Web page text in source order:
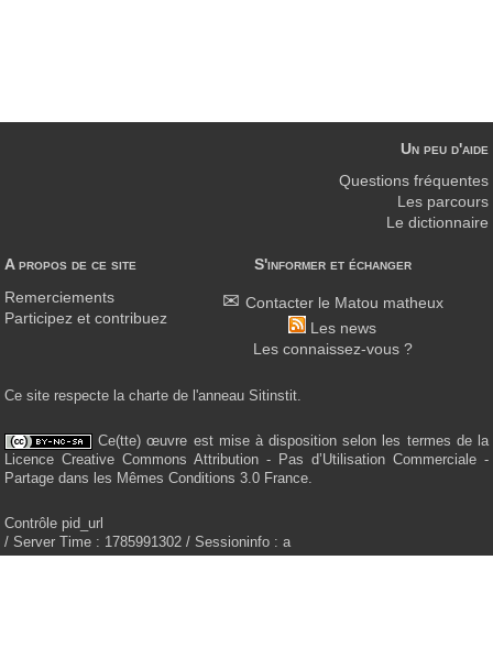
A propos de ce site
Remerciements
Participez et contribuez
S'informer et échanger
Contacter le Matou matheux
Les news
Les connaissez-vous ?
Un peu d'aide
Questions fréquentes
Les parcours
Le dictionnaire
Ce site respecte la charte de l'anneau Sitinstit.
Ce(tte) œuvre est mise à disposition selon les termes de la
Licence Creative Commons Attribution - Pas d’Utilisation Commerciale -
Partage dans les Mêmes Conditions 3.0 France.
Contrôle pid_url
/ Server Time : 1785991302 / Sessioninfo : a